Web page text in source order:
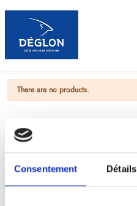
Consentement Détails
There are no products.